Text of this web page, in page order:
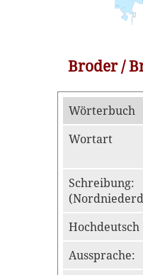
Broder /
Wörterbuch
Wortart
Schreibung:
Hochdeutsch
Aussprache: